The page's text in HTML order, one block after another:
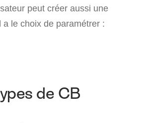
peut créer aussi une
le choix de paramétrer :
de CB